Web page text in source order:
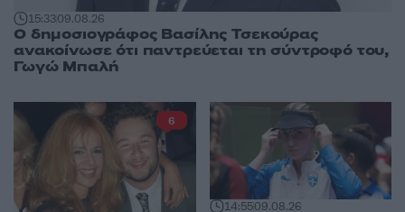
15:3309.08.26
Ο δημοσιογράφος Βασίλης Τσεκούρας
ανακοίνωσε ότι παντρεύεται τη σύντροφό του,
Γωγώ Μπαλή
6
14:5509.08.26